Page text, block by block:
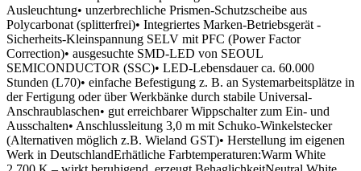
Ausleuchtung• unzerbrechliche Prismen-Schutzscheibe aus
Polycarbonat (splitterfrei)• Integriertes Marken-Betriebsgerät -
Sicherheits-Kleinspannung SELV mit PFC (Power Factor
Correction)• ausgesuchte SMD-LED von SEOUL
SEMICONDUCTOR (SSC)• LED-Lebensdauer ca. 60.000
Stunden (L70)• einfache Befestigung z. B. an Systemarbeitsplätze in
der Fertigung oder über Werkbänke durch stabile Universal-
Anschraublaschen• gut erreichbarer Wippschalter zum Ein- und
Ausschalten• Anschlussleitung 3,0 m mit Schuko-Winkelstecker
(Alternativen möglich z.B. Wieland GST)• Herstellung im eigenen
Werk in DeutschlandErhätliche Farbtemperaturen:Warm White